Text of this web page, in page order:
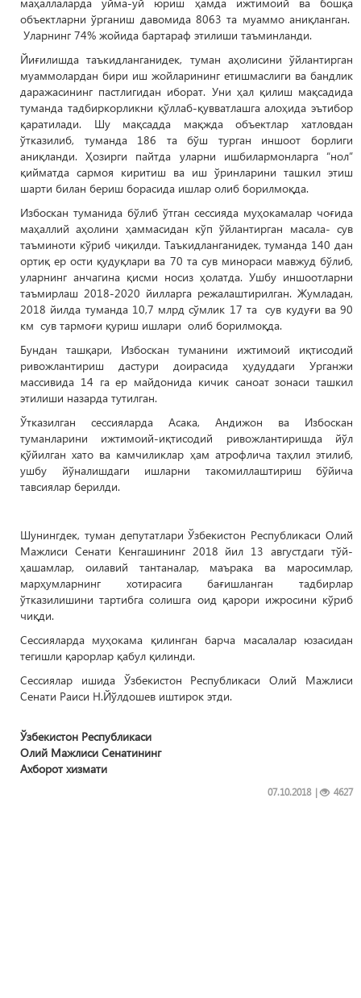
объектларни ўрганиш давомида 8063 та муаммо аниқланган.
Уларнинг 74% жойида бартараф этилиши таъминланди.
Йиғилишда таъкидланганидек, туман аҳолисини ўйлантирган
муаммолардан бири иш жойларининг етишмаслиги ва бандлик
даражасининг пастлигидан иборат. Уни ҳал қилиш мақсадида
туманда тадбиркорликни қўллаб-қувватлашга алоҳида эътибор
қаратилади. Шу мақсадда мақжда объектлар хатловдан
ўтказилиб, туманда 186 та бўш турган иншоот борлиги
аниқланди. Ҳозирги пайтда уларни ишбилармонларга “нол”
қийматда сармоя киритиш ва иш ўринларини ташкил этиш
шарти билан бериш борасида ишлар олиб борилмоқда.
Избоскан туманида бўлиб ўтган сессияда муҳокамалар чоғида
маҳаллий аҳолини ҳаммасидан кўп ўйлантирган масала- сув
таъминоти кўриб чиқилди. Таъкидланганидек, туманда 140 дан
ортиқ ер ости қудуқлари ва 70 та сув минораси мавжуд бўлиб,
уларнинг анчагина қисми носиз ҳолатда. Ушбу иншоотларни
таъмирлаш 2018-2020 йилларга режалаштирилган. Жумладан,
2018 йилда туманда 10,7 млрд сўмлик 17 та сув кудуғи ва 90
км сув тармоғи қуриш ишлари олиб борилмоқда.
Бундан ташқари, Избоскан туманини ижтимоий иқтисодий
ривожлантириш дастури доирасида ҳудуддаги Урганжи
массивида 14 га ер майдонида кичик саноат зонаси ташкил
этилиши назарда тутилган.
Ўтказилган сессияларда Асака, Андижон ва Избоскан
туманларини ижтимоий-иқтисодий ривожлантиришда йўл
қўйилган хато ва камчиликлар ҳам атрофлича таҳлил этилиб,
ушбу йўналишдаги ишларни такомиллаштириш бўйича
тавсиялар берилди.
Шунингдек, туман депутатлари Ўзбекистон Республикаси Олий
Мажлиси Сенати Кенгашининг 2018 йил 13 августдаги тўй-
ҳашамлар, оилавий тантаналар, маърака ва маросимлар,
марҳумларнинг хотирасига бағишланган тадбирлар
ўтказилишини тартибга солишга оид қарори ижросини кўриб
чиқди.
Сессияларда муҳокама қилинган барча масалалар юзасидан
тегишли қарорлар қабул қилинди.
Сессиялар ишида Ўзбекистон Республикаси Олий Мажлиси
Сенати Раиси Н.Йўлдошев иштирок этди.
Ўзбекистон Республикаси
Олий Мажлиси Сенатининг
Ахборот хизмати
| 4627
07.10.2018